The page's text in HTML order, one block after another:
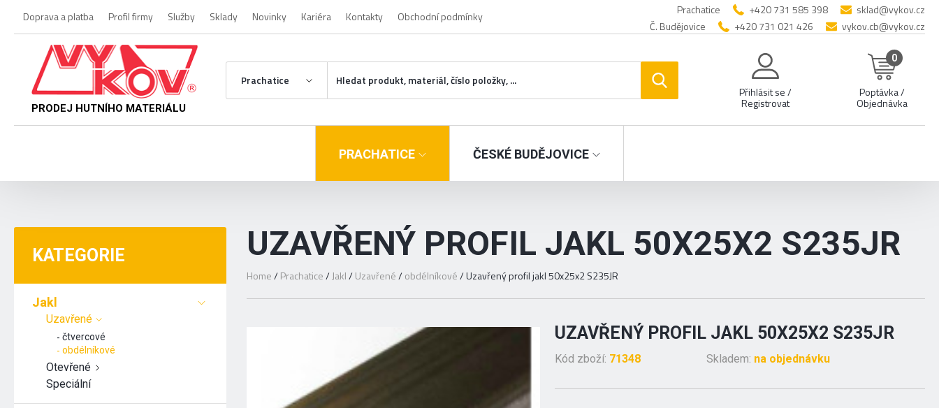
Doprava a platba Profil firmy Služby Sklady Novinky Kariéra Kontakty Obchodní podmínky Prachatice +420 731 585 398
sklad@vykov.cz
Č. Budějovice
+420 731 021 426 vykov.cb@vykov.cz
PRODEJ HUTNÍHO MATERIÁLU
Prachatice
Přihlásit se /
Registrovat
0
Poptávka /
Objednávka
PRACHATICE ČESKÉ BUDĚJOVICE
KATEGORIE
Jakl
Uzavřené
čtvercové
obdélníkové
Otevřené
Speciální
UZAVŘENÝ PROFIL JAKL 50X25X2 S235JR
Home/ Prachatice/ Jakl/ Uzavřené/ obdélníkové/Uzavřený profil jakl 50x25x2 S235JR
UZAVŘENÝ PROFIL JAKL 50X25X2 S235JR
Kód zboží: 71348 Skladem: na objednávku